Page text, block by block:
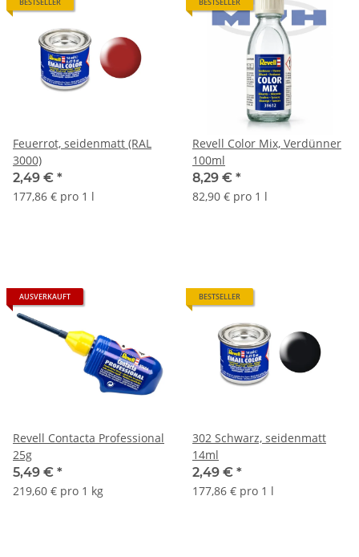
Feuerrot, seidenmatt (RAL
3000)
2,49 € *
177,86 € pro 1 l
Revell Color Mix, Verdünner
100ml
8,29 € *
82,90 € pro 1 l
AUSVERKAUFT
Revell Contacta Professional
25g
5,49 € *
219,60 € pro 1 kg
BESTSELLER
302 Schwarz, seidenmatt
14ml
2,49 € *
177,86 € pro 1 l